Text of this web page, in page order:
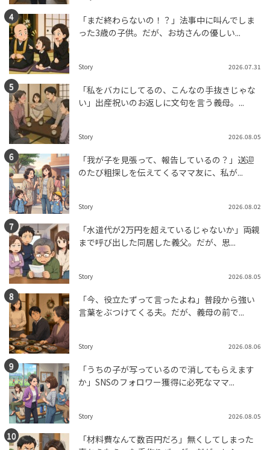
「まだ終わらないの！？」法事中に叫んでしま
った3歳の子供。だが、お坊さんの優しい...
Story 2026.07.31
「私をバカにしてるの、こんなの手抜きじゃな
い」出産祝いのお返しに文句を言う義母。...
Story 2026.08.05
「我が子を見張って、報告しているの？」送迎
のたび粗探しを伝えてくるママ友に、私が...
Story 2026.08.02
「水道代が2万円を超えているじゃないか」両親
まで呼び出した同居した義父。だが、思...
Story 2026.08.05
「今、役立たずって言ったよね」普段から強い
言葉をぶつけてくる夫。だが、義母の前で...
Story 2026.08.06
「うちの子が写っているので消してもらえます
か」SNSのフォロワー獲得に必死なママ...
Story 2026.08.05
「材料費なんて数百円だろ」無くしてしまった